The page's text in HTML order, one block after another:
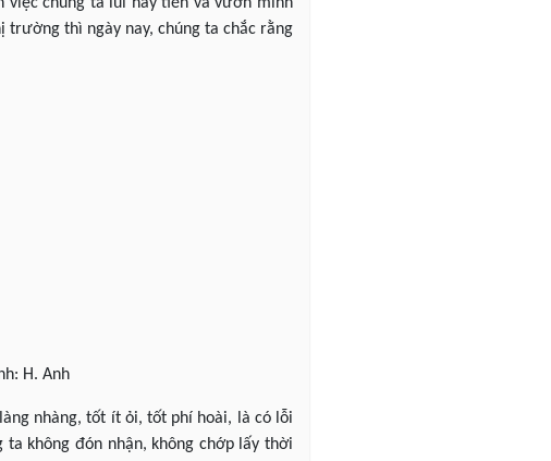
trường thì ngày nay, chúng ta chắc rằng
H. Anh
nhàng, tốt ít ỏi, tốt phí hoài, là có lỗi
không đón nhận, không chớp lấy thời